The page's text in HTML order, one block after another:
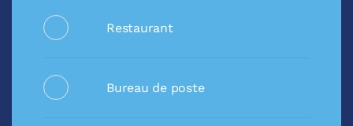
Restaurant
Bureau de poste